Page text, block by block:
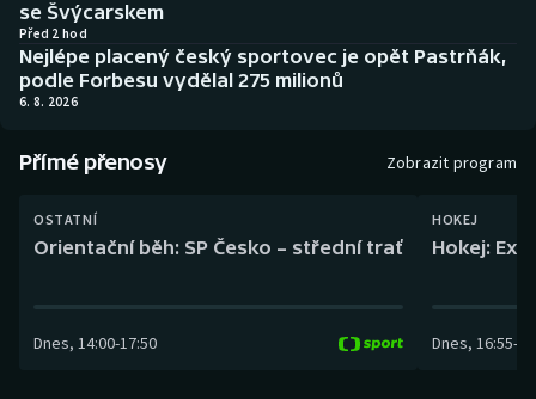
Biatlon
Boby a skeleton
Box
Curling
Aplikace ČT sport
AZ kvíz
se Švýcarskem
Před 2 hod
Nejlépe placený český sportovec je opět Pastrňák,
podle Forbesu vydělal 275 milionů
6. 8. 2026
Přímé přenosy Zobrazit program
OSTATNÍ
Orientační běh: SP Česko – střední trať
Dnes, 14:00-17:50
HOKEJ
Hokej:
Dnes, 16:55-